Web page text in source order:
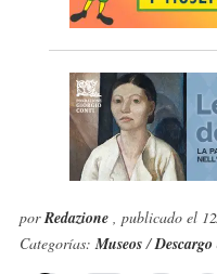
porRedazione , publicado el
Categorías:Museos/